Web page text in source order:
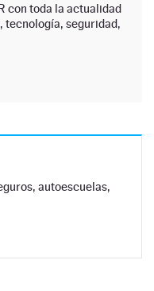
con toda la actualidad
tecnología, seguridad,
autoescuelas,